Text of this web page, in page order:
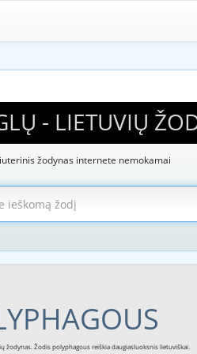
- LIETUVIŲ
žodynas internete nemokamai